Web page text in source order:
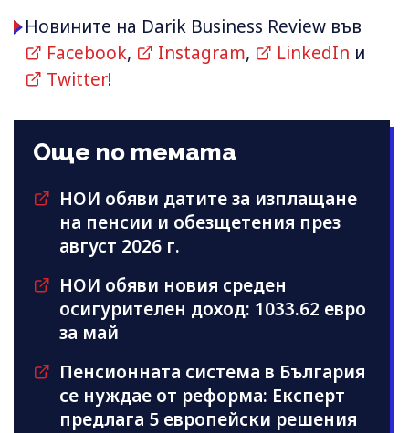
Новините на Darik Business Review във
Facebook, Instagram, LinkedIn и
Twitter!
Още по темата
НОИ обяви датите за изплащане
на пенсии и обезщетения през
август 2026 г.
НОИ обяви новия среден
осигурителен доход: 1033.62 евро
за май
Пенсионната система в България
се нуждае от реформа: Експерт
предлага 5 европейски решения